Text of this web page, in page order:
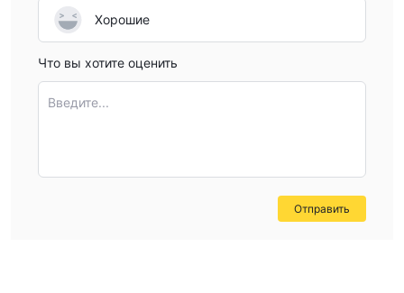
This lack of detail is a concern, as it makes it difficult to
assess the true trading costs and compare them with
more transparent brokers. In the absence of explicit
commission disclosures, I would proceed cautiously and
recommend that anyone interested reach out directly to
Хорошие
Что вы хотите оценить
Введите...
Отправить